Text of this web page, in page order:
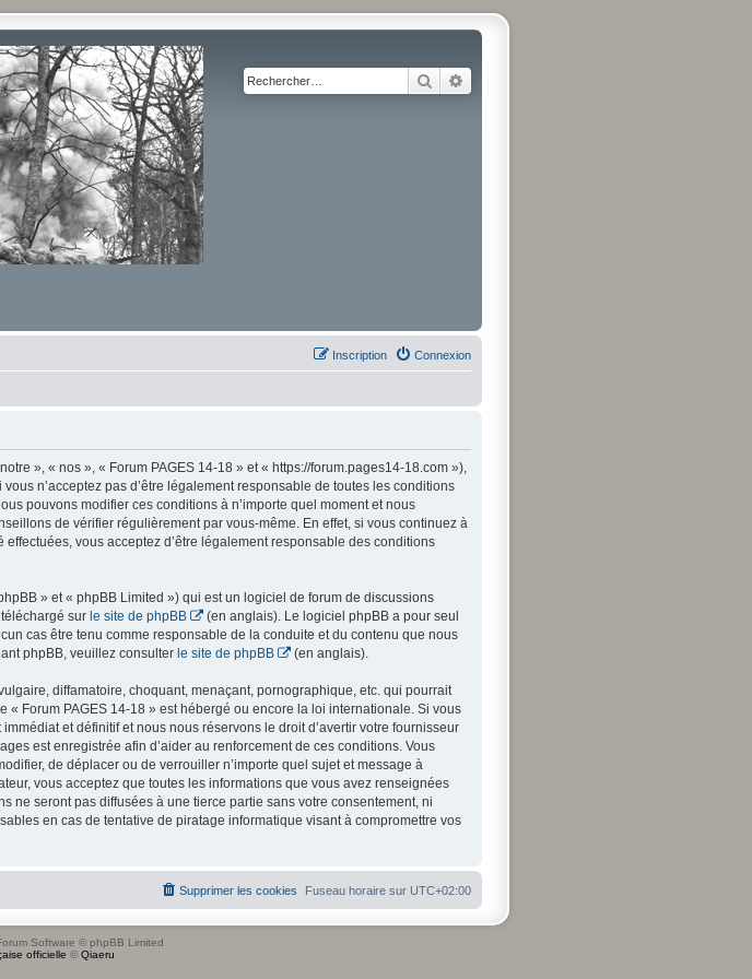
Rechercher
Connexion
Inscription
», « nos », « Forum PAGES 14-18 » et « https://forum.pages14-18.com »),
n’acceptez pas d’être légalement responsable de toutes les conditions
pouvons modifier ces conditions à n’importe quel moment et nous
de vérifier régulièrement par vous-même. En effet, si vous continuez à
vous acceptez d’être légalement responsable des conditions
» et « phpBB Limited ») qui est un logiciel de forum de discussions
sur le site de phpBB
(en anglais). Le logiciel phpBB a pour seul
cas être tenu comme responsable de la conduite et du contenu que nous
phpBB, veuillez consulter le site de phpBB (en anglais).
diffamatoire, choquant, menaçant, pornographique, etc. qui pourrait
Forum PAGES 14-18 » est hébergé ou encore la loi internationale. Si vous
et définitif et nous nous réservons le droit d’avertir votre fournisseur
est enregistrée afin d’aider au renforcement de ces conditions. Vous
de déplacer ou de verrouiller n’importe quel sujet et message à
vous acceptez que toutes les informations que vous avez renseignées
ne seront pas diffusées à une tierce partie sans votre consentement, ni
en cas de tentative de piratage informatique visant à compromettre vos
Fuseau horaire sur UTC+02:00
Supprimer les cookies
Software © phpBB Limited
officielle © Qiaeru